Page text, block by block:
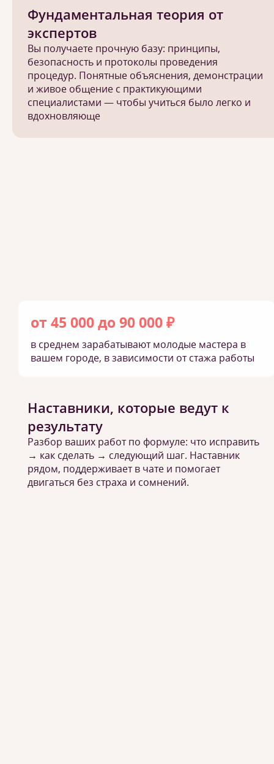
Фундаментальная теория от
экспертов
Вы получаете прочную базу: принципы,
безопасность и протоколы проведения
процедур. Понятные объяснения, демонстрации
и живое общение с практикующими
специалистами — чтобы учиться было легко и
вдохновляюще
от 45 000 до 90 000 ₽
в среднем зарабатывают молодые мастера в
вашем городе, в зависимости от стажа работы
Наставники, которые ведут к
результату
Разбор ваших работ по формуле: что исправить
→ как сделать → следующий шаг. Наставник
рядом, поддерживает в чате и помогает
двигаться без страха и сомнений.